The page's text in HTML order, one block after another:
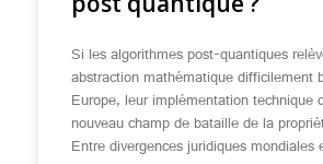
Si les algorithmes post-quantiques
abstraction mathématique difficilement
Europe, leur implémentation technique
nouveau champ de bataille de la
Entre divergences juridiques mondiales